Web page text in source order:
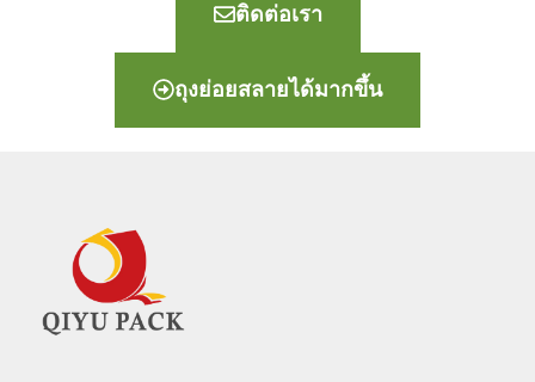
ติดต่อเรา
ถุงย่อยสลายได้มากขึ้น